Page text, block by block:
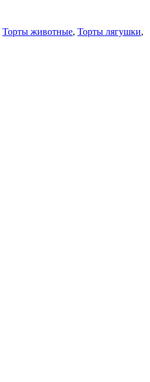
Торты животные, Торты лягушки,